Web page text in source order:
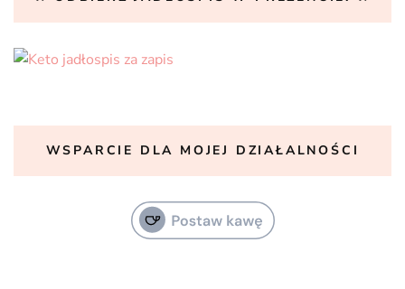
WSPARCIE DLA MOJEJ DZIAŁALNOŚCI